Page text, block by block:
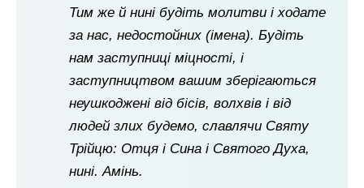
Тим же й нині будіть молитви і ходате
за нас, недостойних (імена). Будіть
нам заступниці міцності, і
заступництвом вашим зберігаються
неушкоджені від бісів, волхвів і від
людей злих будемо, славлячи Святу
Трійцю: Отця і Сина і Святого Духа,
нині. Амінь.